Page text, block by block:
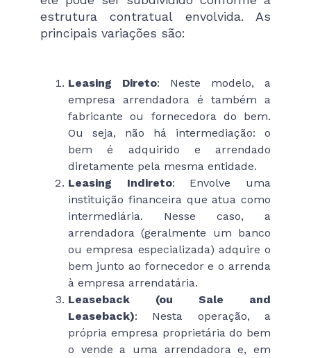
estrutura contratual envolvida. As
principais variações são:
Leasing Direto: Neste modelo, a
empresa arrendadora é também a
fabricante ou fornecedora do bem.
Ou seja, não há intermediação: o
bem é adquirido e arrendado
diretamente pela mesma entidade.
Leasing Indireto: Envolve uma
instituição financeira que atua como
intermediária. Nesse caso, a
arrendadora (geralmente um banco
ou empresa especializada) adquire o
bem junto ao fornecedor e o arrenda
à empresa arrendatária.
Leaseback (ou Sale and
Leaseback): Nesta operação, a
própria empresa proprietária do bem
o vende a uma arrendadora e, em